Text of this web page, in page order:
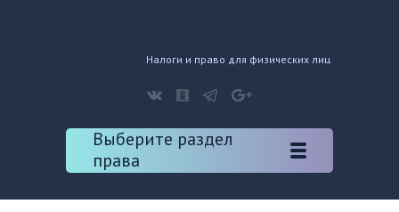
Налоги и право для физических лиц
Выберите раздел
права